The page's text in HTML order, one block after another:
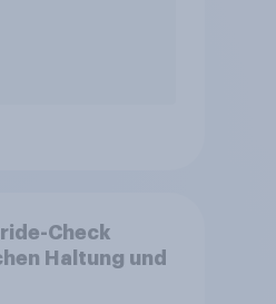
Check
Haltung und